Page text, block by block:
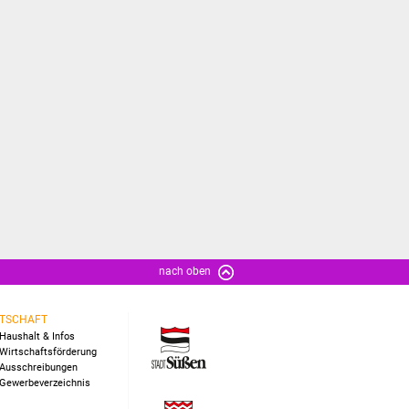
nach oben
Haushalt & Infos
Wirtschaftsförderung
Ausschreibungen
Gewerbeverzeichnis